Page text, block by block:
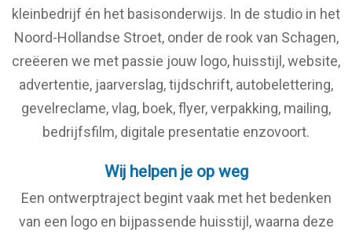
kleinbedrijf én het basisonderwijs. In de studio in het
Noord-Hollandse Stroet, onder de rook van Schagen,
creëeren we met passie jouw logo, huisstijl, website,
advertentie, jaarverslag, tijdschrift, autobelettering,
gevelreclame, vlag, boek, flyer, verpakking, mailing,
bedrijfsfilm, digitale presentatie enzovoort.
Wij helpen je op weg
Een ontwerptraject begint vaak met het bedenken
van een logo en bijpassende huisstijl, waarna deze